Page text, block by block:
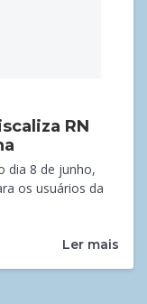
RN
dia 8 de junho,
os usuários da
Ler mais